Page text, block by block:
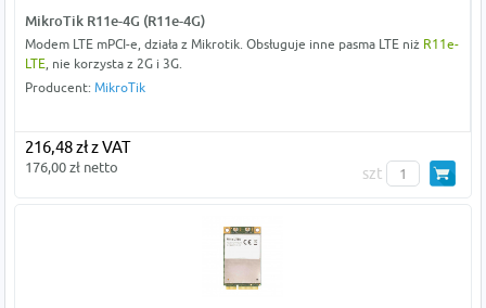
MikroTik R11e-4G (R11e-4G)
Modem LTE mPCI-e, działa z Mikrotik. Obsługuje inne pasma LTE niż R11e-
LTE, nie korzysta z 2G i 3G.
Producent: MikroTik
216,48 zł z VAT
176,00 zł netto szt